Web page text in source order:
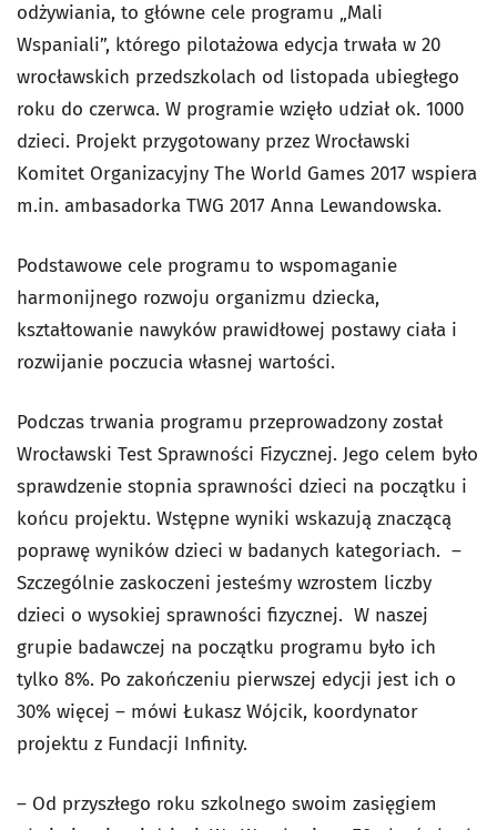
odżywiania, to główne cele programu „Mali
Wspaniali”, którego pilotażowa edycja trwała w 20
wrocławskich przedszkolach od listopada ubiegłego
roku do czerwca. W programie wzięło udział ok. 1000
dzieci. Projekt przygotowany przez Wrocławski
Komitet Organizacyjny The World Games 2017 wspiera
m.in. ambasadorka TWG 2017 Anna Lewandowska.
Podstawowe cele programu to wspomaganie
harmonijnego rozwoju organizmu dziecka,
kształtowanie nawyków prawidłowej postawy ciała i
rozwijanie poczucia własnej wartości.
Podczas trwania programu przeprowadzony został
Wrocławski Test Sprawności Fizycznej. Jego celem było
sprawdzenie stopnia sprawności dzieci na początku i
końcu projektu. Wstępne wyniki wskazują znaczącą
poprawę wyników dzieci w badanych kategoriach. –
Szczególnie zaskoczeni jesteśmy wzrostem liczby
dzieci o wysokiej sprawności fizycznej. W naszej
grupie badawczej na początku programu było ich
tylko 8%. Po zakończeniu pierwszej edycji jest ich o
30% więcej – mówi Łukasz Wójcik, koordynator
projektu z Fundacji Infinity.
– Od przyszłego roku szkolnego swoim zasięgiem